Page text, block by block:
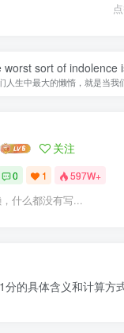
worst sort of indolence
人生中最大的懒惰，就是当
关注
0 1 597W+
什么都没有写...
的具体含义和计算方式